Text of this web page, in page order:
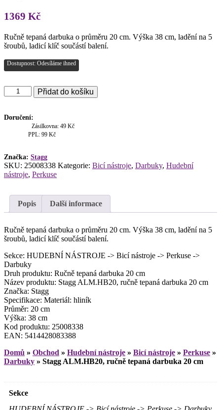
1369 Kč
Ručně tepaná darbuka o průměru 20 cm. Výška 38 cm, ladění na 5
šroubů, ladicí klíč součástí balení.
Dostupnost: Odesíláme ihned
Stagg
ALM.HB20,
tepaná
Přidat do košíku
Doručení:
Zásilkovna: 49 Kč
PPL: 99 Kč
Značka: Stagg
SKU: 25008338 Kategorie: Bicí nástroje, Darbuky, Hudební
nástroje, Perkuse
Popis Další informace
Ručně tepaná darbuka o průměru 20 cm. Výška 38 cm, ladění na 5
šroubů, ladicí klíč součástí balení.
Sekce: HUDEBNÍ NÁSTROJE -> Bicí nástroje -> Perkuse ->
Darbuky
Druh produktu: Ručně tepaná darbuka 20 cm
Název produktu: Stagg ALM.HB20, ručně tepaná darbuka 20 cm
Značka: Stagg
Specifikace: Materiál: hliník
Průměr: 20 cm
Výška: 38 cm
Kod produktu: 25008338
EAN: 5414428083388
Domů » Obchod » Hudební nástroje » Bicí nástroje » Perkuse »
Darbuky » Stagg ALM.HB20, ručně tepaná darbuka 20 cm
Sekce